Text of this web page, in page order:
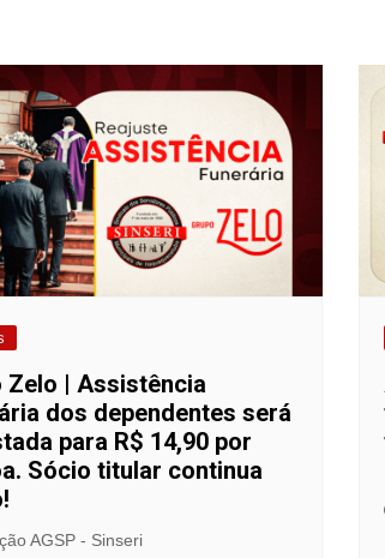
Zelo | Assistência
dos dependentes será
para R$ 14,90 por
Sócio titular continua
AGSP - Sinseri